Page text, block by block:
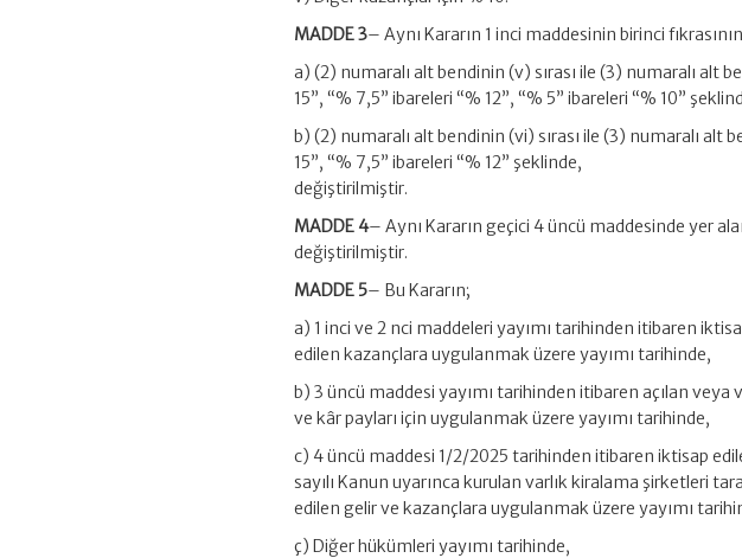
MADDE 3– Aynı Kararın 1 inci maddesinin birinci
a) (2) numaralı alt bendinin (v) sırası ile (3) numaralı alt
15”, “% 7,5” ibareleri “% 12”, “% 5” ibareleri “% 10”
b) (2) numaralı alt bendinin (vi) sırası ile (3) numaralı alt
15”, “% 7,5” ibareleri “% 12” şeklinde,
değiştirilmiştir.
MADDE 4– Aynı Kararın geçici 4 üncü maddesinde yer
değiştirilmiştir.
MADDE 5– Bu Kararın;
a) 1 inci ve 2 nci maddeleri yayımı tarihinden itibaren
edilen kazançlara uygulanmak üzere yayımı tarihinde,
b) 3 üncü maddesi yayımı tarihinden itibaren açılan
ve kâr payları için uygulanmak üzere yayımı tarihinde,
c) 4 üncü maddesi 1/2/2025 tarihinden itibaren iktisap
sayılı Kanun uyarınca kurulan varlık kiralama şirketleri
edilen gelir ve kazançlara uygulanmak üzere yayımı
ç) Diğer hükümleri yayımı tarihinde,